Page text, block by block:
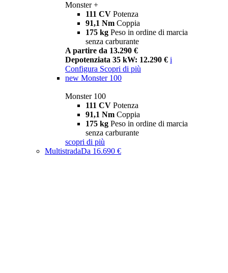
Monster +
111 CV Potenza
91,1 Nm Coppia
175 kg Peso in ordine di marcia
senza carburante
A partire da 13.290 €
Depotenziata 35 kW: 12.290 € i
Configura Scopri di più
new Monster 100
Monster 100
111 CV Potenza
91,1 Nm Coppia
175 kg Peso in ordine di marcia
senza carburante
scopri di più
MultistradaDa 16.690 €